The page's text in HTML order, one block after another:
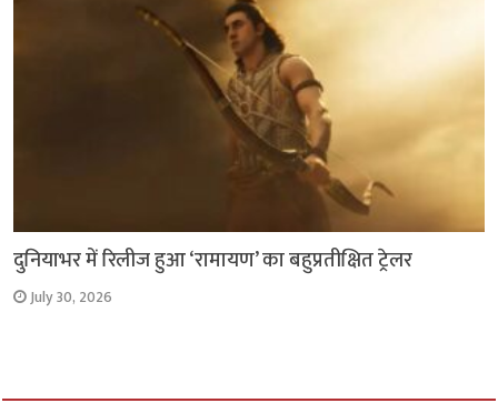
दुनियाभर में रिलीज हुआ ‘रामायण’ का बहुप्रतीक्षित ट्रेलर
July 30, 2026